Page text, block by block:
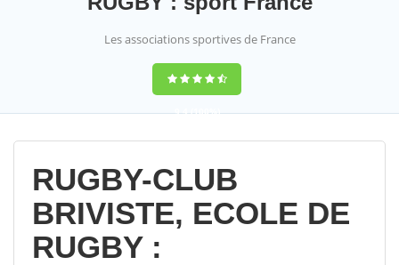
Les associations sportives de France
9,4(100%)
14358votes
RUGBY-CLUB
BRIVISTE, ECOLE DE
RUGBY :